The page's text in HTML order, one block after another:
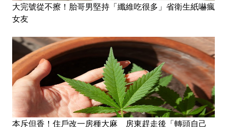
大完號從不擦！胎哥男堅持「纖維吃很多」省衛生紙嚇瘋
女友
本斥但香！住戶改一房種大麻 房東趕走後「轉頭自己